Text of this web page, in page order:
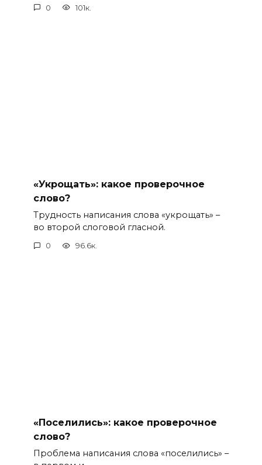
0 101к.
«Укрощать»: какое проверочное
слово?
Трудность написания слова «укрощать» –
во второй слоговой гласной.
0 96.6к.
«Поселились»: какое проверочное
слово?
Проблема написания слова «поселились» –